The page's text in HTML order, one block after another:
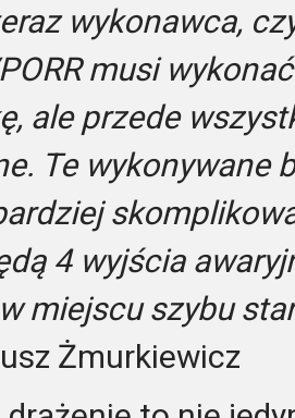
wykonawca,
musi
ale przede
Te wykonywane
4 wyjścia
miejscu szybu
Żmurkiewicz